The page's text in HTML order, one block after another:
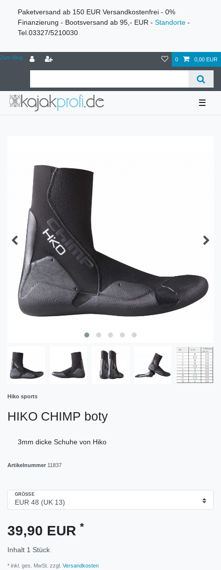
Paketversand ab 150 EUR Versandkostenfrei - 0%
Finanzierung - Bootsversand ab 95,- EUR - Standorte -
Tel.03327/5210030
Zum Blog 0 0,00 EUR
☰
Hiko sports
HIKO CHIMP boty
3mm dicke Schuhe von Hiko
Artikelnummer 11837
GRÖSSE
39,90 EUR *
Inhalt 1 Stück
* inkl. ges. MwSt. zzgl. Versandkosten